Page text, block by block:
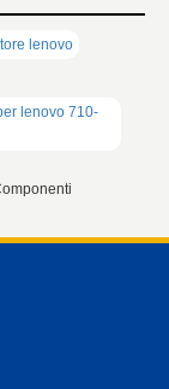
lenovo
lenovo 710-